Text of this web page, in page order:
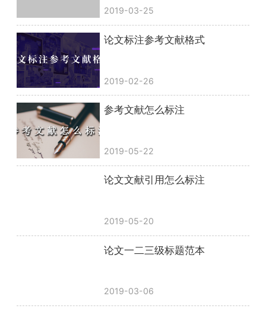
2019-03-25
论文标注参考文献格式
2019-02-26
参考文献怎么标注
2019-05-22
论文文献引用怎么标注
2019-05-20
论文一二三级标题范本
2019-03-06